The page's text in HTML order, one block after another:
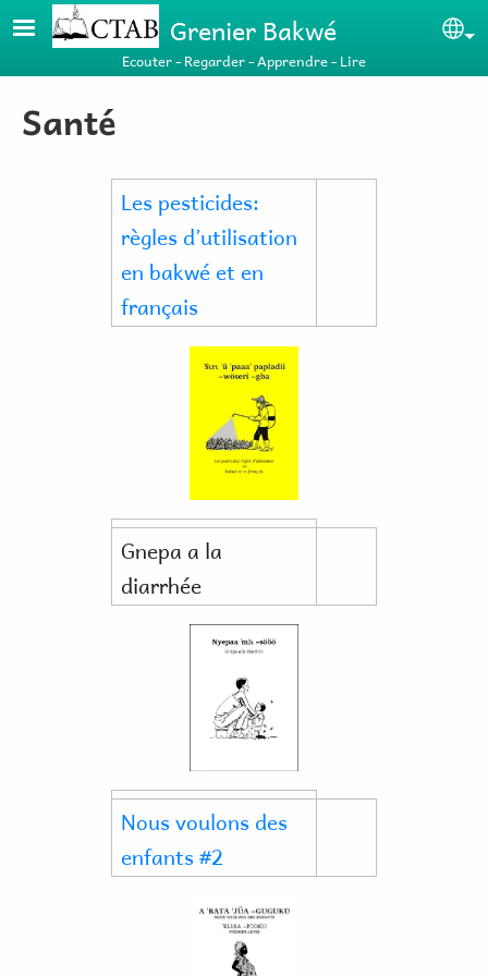
Aller au contenu principalGrenier Bakwé
Ecouter - Regarder - Apprendre - Lire
Santé
Les pesticides:
règles d’utilisation
en bakwé et en
français
Gnepa a la
diarrhée
Nous voulons des
enfants #2